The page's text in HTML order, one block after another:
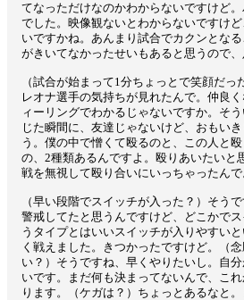
てなっただけなのかわからないですけど
でした。映像観ないとわからないですけ
いですかね。あんまり試合でカクンとな
がきいてなかったせいもあると思うので、
（試合が始まって1分ちょっとで笑顔だっ
レオナ選手の気持ちが見れたんで。仲良
ィーリングでわかるじゃないですか。そ
じた瞬間に、友達じゃないけど、おもい
う。僕の中で憎くて殴るのと、この人と
の、2種類あるんですよ。殴りあいたいと
戦を無視して殴り合いにいっちゃったんで
（早い段階でスイッチが入った？）そう
警戒してたと思うんですけど、どこかで
うタイプとはいいスイッチが入りやすい
く戦えました。きつかったですけど。（
い？）そうですね、早くやりたいし。自
いです。まだ何も決まってないんで、こ
ります。（ケガは？）ちょっとあるなと